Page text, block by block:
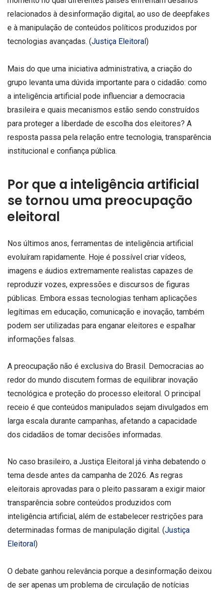
relacionados à desinformação digital, ao uso de deepfakes
e à manipulação de conteúdos políticos produzidos por
tecnologias avançadas. (Justiça Eleitoral )
Mais do que uma iniciativa administrativa, a criação do
grupo levanta uma dúvida importante para o cidadão: como
a inteligência artificial pode influenciar a democracia
brasileira e quais mecanismos estão sendo construídos
para proteger a liberdade de escolha dos eleitores? A
resposta passa pela relação entre tecnologia, transparência
institucional e confiança pública.
Por que a inteligência artificial
se tornou uma preocupação
eleitoral
Nos últimos anos, ferramentas de inteligência artificial
evoluíram rapidamente. Hoje é possível criar vídeos,
imagens e áudios extremamente realistas capazes de
reproduzir vozes, expressões e discursos de figuras
públicas. Embora essas tecnologias tenham aplicações
legítimas em educação, comunicação e inovação, também
podem ser utilizadas para enganar eleitores e espalhar
informações falsas.
A preocupação não é exclusiva do Brasil. Democracias ao
redor do mundo discutem formas de equilibrar inovação
tecnológica e proteção do processo eleitoral. O principal
receio é que conteúdos manipulados sejam divulgados em
larga escala durante campanhas, afetando a capacidade
dos cidadãos de tomar decisões informadas.
No caso brasileiro, a Justiça Eleitoral já vinha debatendo o
tema desde antes da campanha de 2026. As regras
eleitorais aprovadas para o pleito passaram a exigir maior
transparência sobre conteúdos produzidos com
inteligência artificial, além de estabelecer restrições para
determinadas formas de manipulação digital. (Justiça
Eleitoral )
O debate ganhou relevância porque a desinformação deixou
de ser apenas um problema de circulação de notícias